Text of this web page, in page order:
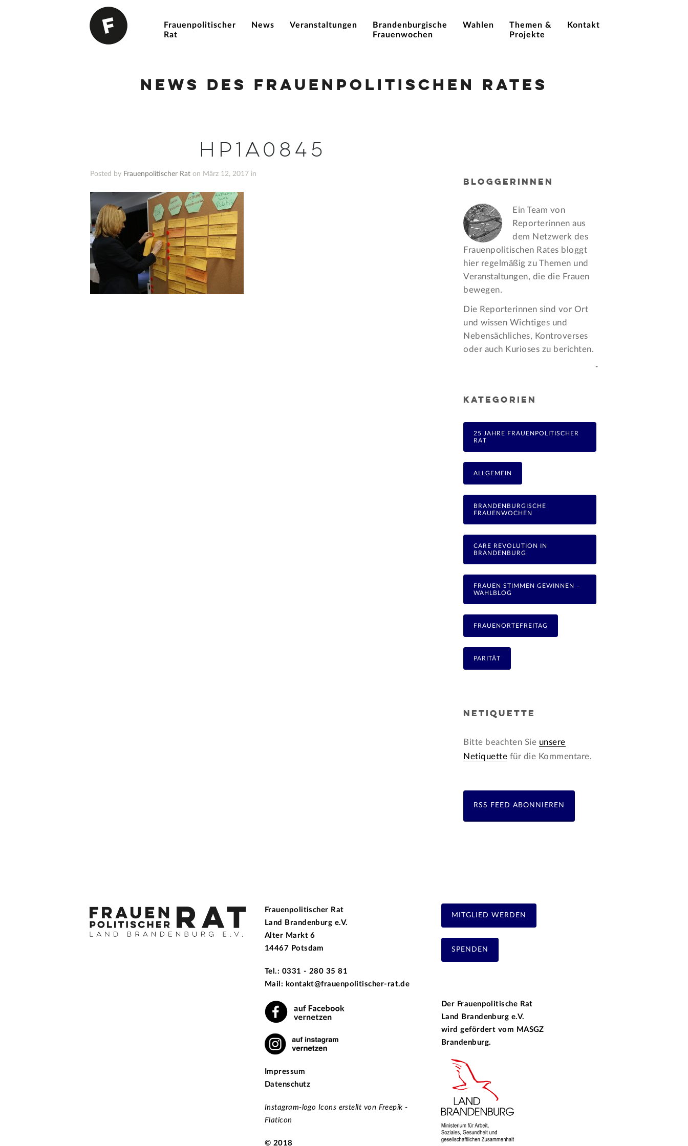
Frauenpolitischer
Rat
News Veranstaltungen
Brandenburgische
Frauenwochen
Wahlen
Themen &
Projekte
Kontakt
News des Frauenpolitischen Rates
HP1A0845
Posted by Frauenpolitischer Rat on März 12, 2017 in
BLOGGERINNEN
Ein Team von
Reporterinnen aus
dem Netzwerk des
Frauen­politischen Rates bloggt
hier regelmäßig zu Themen und
Veran­staltungen, die die Frauen
bewegen.
Die Reporterinnen sind vor Ort
und wissen Wichtiges und
Nebensächliches, Kontroverses
oder auch Kurioses zu berichten.
-
KATEGORIEN
25 JAHRE FRAUENPOLITISCHER
RAT
ALLGEMEIN
BRANDENBURGISCHE
FRAUENWOCHEN
CARE REVOLUTION IN
BRANDENBURG
FRAUEN STIMMEN GEWINNEN –
WAHLBLOG
FRAUENORTEFREITAG
PARITÄT
NETIQUETTE
Bitte beachten Sie unsere
Netiquette für die Kommentare.
RSS FEED ABONNIEREN
Frauenpolitischer Rat
Land Brandenburg e.V.
Alter Markt 6
14467 Potsdam
Tel.: 0331 - 280 35 81
Mail: kontakt@frauenpolitischer-rat.de
Impressum
Datenschutz
Instagram-logo Icons erstellt von Freepik -
Flaticon
© 2018
MITGLIED WERDEN
SPENDEN
Der Frauenpolitische Rat
Land Brandenburg e.V.
wird gefördert vom MASGZ
Brandenburg.